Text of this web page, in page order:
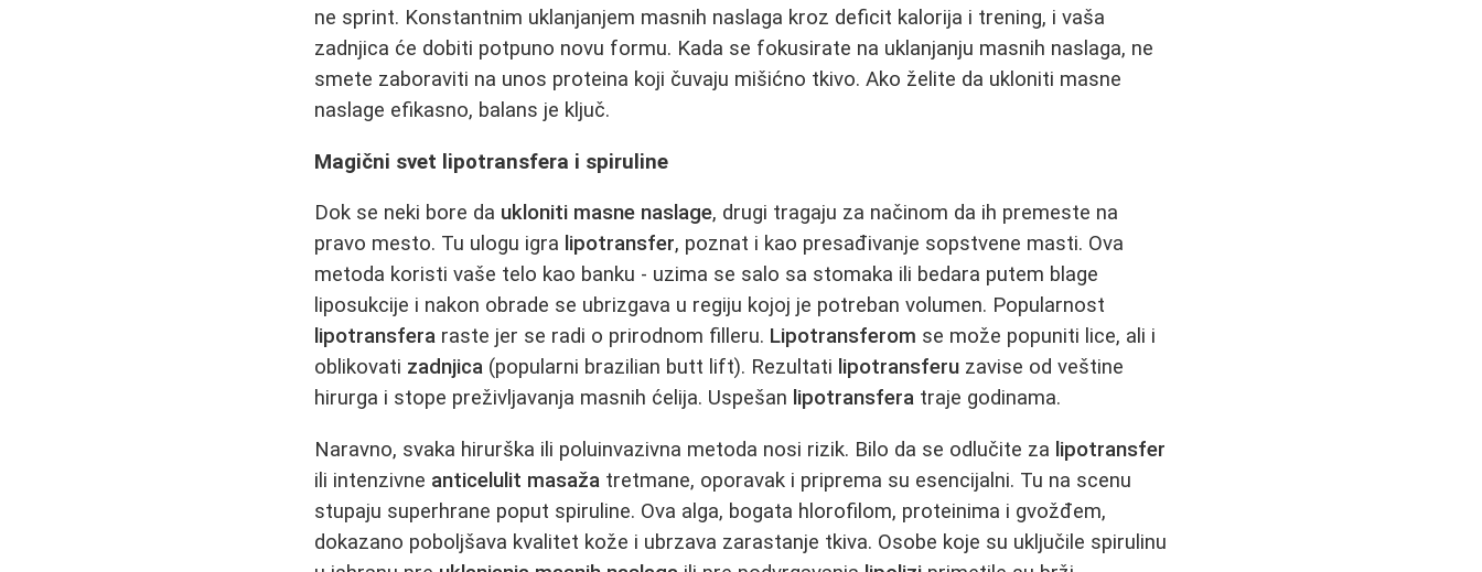
ne sprint. Konstantnim uklanjanjem masnih naslaga kroz deficit kalorija i trening, i vaša
zadnjica će dobiti potpuno novu formu. Kada se fokusirate na uklanjanju masnih naslaga, ne
smete zaboraviti na unos proteina koji čuvaju mišićno tkivo. Ako želite da ukloniti masne
naslage efikasno, balans je ključ.
Magični svet lipotransfera i spiruline
Dok se neki bore da ukloniti masne naslage, drugi tragaju za načinom da ih premeste na
pravo mesto. Tu ulogu igra lipotransfer, poznat i kao presađivanje sopstvene masti. Ova
metoda koristi vaše telo kao banku - uzima se salo sa stomaka ili bedara putem blage
liposukcije i nakon obrade se ubrizgava u regiju kojoj je potreban volumen. Popularnost
lipotransfera raste jer se radi o prirodnom filleru. Lipotransferom se može popuniti lice, ali i
oblikovati zadnjica (popularni brazilian butt lift). Rezultati lipotransferu zavise od veštine
hirurga i stope preživljavanja masnih ćelija. Uspešan lipotransfera traje godinama.
Naravno, svaka hirurška ili poluinvazivna metoda nosi rizik. Bilo da se odlučite za lipotransfer
ili intenzivne anticelulit masaža tretmane, oporavak i priprema su esencijalni. Tu na scenu
stupaju superhrane poput spiruline. Ova alga, bogata hlorofilom, proteinima i gvožđem,
dokazano poboljšava kvalitet kože i ubrzava zarastanje tkiva. Osobe koje su uključile spirulinu